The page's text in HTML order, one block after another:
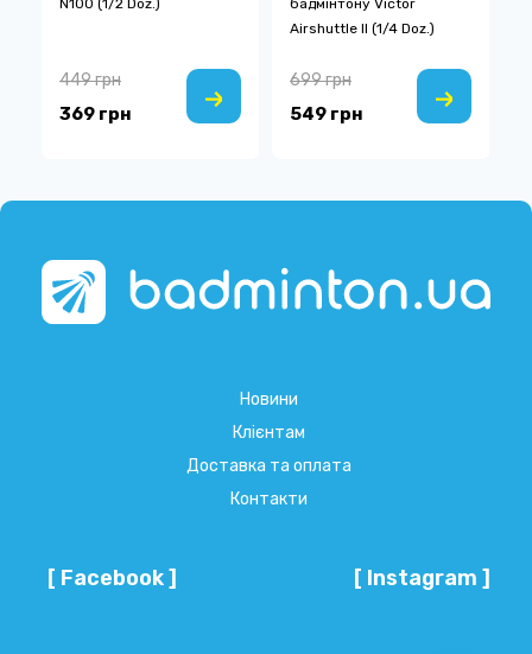
N100 (1/2 Doz.)
369 грн
449 грн
бадмінтону Victor
Airshuttle II (1/4 Doz.)
549 грн
699 грн
Новини
Клієнтам
Доставка та оплата
Контакти
[ Facebook ] [ Instagram ]